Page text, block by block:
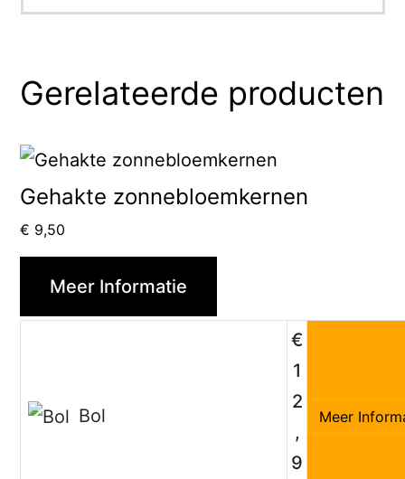
Gerelateerde producten
Gehakte zonnebloemkernen
€ 9,50
Meer Informatie
Bol
€
1
2
,
9
Meer